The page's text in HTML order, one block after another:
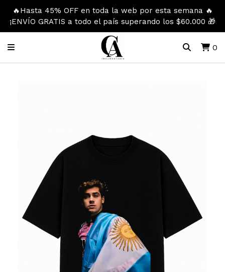
🔥Hasta 45% OFF en toda la web por esta semana 🔥
¡ENVÍO GRATIS a todo el país superando los $60.000 🎁
0